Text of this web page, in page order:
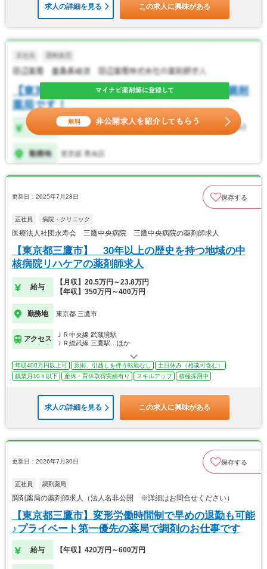
求人の詳細を見る この求人に興味がある
更新日：2025年7月28日 保存する
正社員 病院・クリニック
医療法人社団永寿会 三鷹中央病院 三鷹中央病院の薬剤師求人
【東京都三鷹市】 30年以上の歴史を持つ地域の中
核病院リハケアの薬剤師求人
給与
【月収】20.5万円～23.8万円
【年収】350万円～400万円
勤務地 東京都 三鷹市
アクセス
ＪＲ中央線 武蔵境駅
ＪＲ総武線 三鷹駅…ほか
年収400万円以上可 原則、引越しを伴う転勤なし
土日休み（相談可含む）
残業月10ｈ以下
産休・育休取得実績有り スキルアップ 積極採用中
求人の詳細を見る この求人に興味がある
更新日：2026年7月30日 保存する
正社員 調剤薬局
調剤薬局の薬剤師求人（法人名非公開 ※詳細はお問合せください）
【東京都三鷹市】変形労働時間制で早めの退勤も可能
♪プライベート第一優先の薬局で調剤のお仕事です
給与 【年収】420万円～600万円